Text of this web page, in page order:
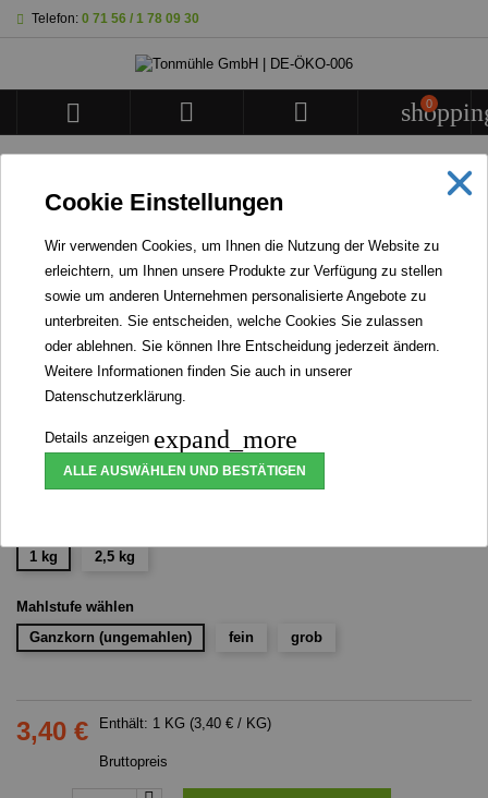
Telefon: 0 71 56 / 1 78 09 30
   0
WIR STELLEN KEINERLEI INSEKTENPRODUKTE
HER NOCH VERARBEITEN WIR WELCHE.
Bioland Nackthafer
Artikel-Nr. 139531 Marke Tonmühle
1 kg
2,5 kg
Mahlstufe wählen
Ganzkorn (ungemahlen)
fein grob
3,40 € Enthält: 1 KG (3,40 € / KG)
Bruttopreis
Cookie Einstellungen
Wir verwenden Cookies, um Ihnen die Nutzung der Website zu
erleichtern, um Ihnen unsere Produkte zur Verfügung zu stellen
sowie um anderen Unternehmen personalisierte Angebote zu
unterbreiten. Sie entscheiden, welche Cookies Sie zulassen
oder ablehnen. Sie können Ihre Entscheidung jederzeit ändern.
Weitere Informationen finden Sie auch in unserer
Datenschutzerklärung.
Details anzeigen expand_more
ALLE AUSWÄHLEN UND BESTÄTIGEN